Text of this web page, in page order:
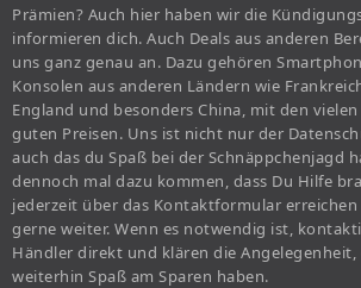
Prämien? Auch hier haben wir die
informieren dich. Auch Deals aus anderen
uns ganz genau an. Dazu gehören
Konsolen aus anderen Ländern wie
England und besonders China, mit den
guten Preisen. Uns ist nicht nur der
auch das du Spaß bei der Schnäppchenjagd
dennoch mal dazu kommen, dass Du Hilfe
jederzeit über das Kontaktformular
gerne weiter. Wenn es notwendig ist,
Händler direkt und klären die
weiterhin Spaß am Sparen haben.